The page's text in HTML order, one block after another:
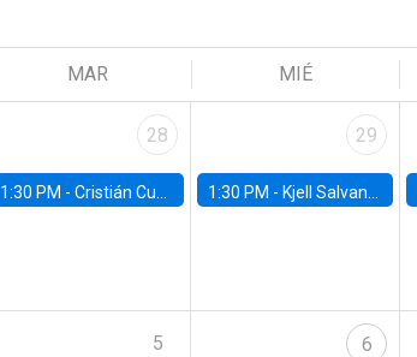
MAR MIÉ
28
1:30 PM - Cristián Cuevas, Universidad de Los Andes
29
1:30 PM - Kjell Salvanes, Norwegian School of Economics
5 6